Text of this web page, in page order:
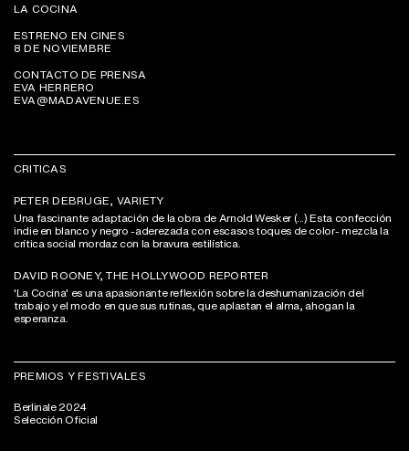
LA COCINA
ESTRENO EN CINES
8 DE NOVIEMBRE
CONTACTO DE PRENSA
EVA HERRERO
EVA@MADAVENUE.ES
CRITICAS
PETER DEBRUGE, VARIETY
Una fascinante adaptación de la obra de Arnold Wesker (...) Esta confección
indie en blanco y negro -aderezada con escasos toques de color- mezcla la
crítica social mordaz con la bravura estilística.
DAVID ROONEY, THE HOLLYWOOD REPORTER
'La Cocina' es una apasionante reflexión sobre la deshumanización del
trabajo y el modo en que sus rutinas, que aplastan el alma, ahogan la
esperanza.
PREMIOS Y FESTIVALES
Berlinale 2024
Selección Oficial